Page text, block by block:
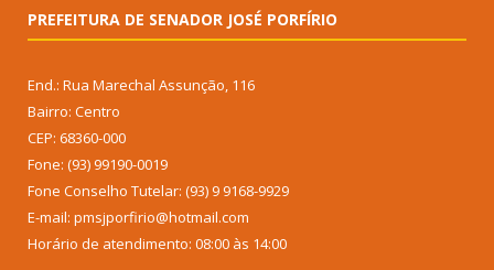
PREFEITURA DE SENADOR JOSÉ PORFÍRIO
End.: Rua Marechal Assunção, 116
Bairro: Centro
CEP: 68360-000
Fone: (93) 99190-0019
Fone Conselho Tutelar: (93) 9 9168-9929
E-mail: pmsjporfirio@hotmail.com
Horário de atendimento: 08:00 às 14:00